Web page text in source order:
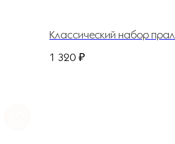
Классический набор
1 320 ₽